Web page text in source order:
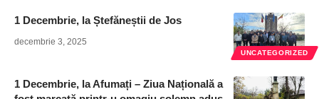
UNCATEGORIZED
1 Decembrie, la Ștefăneștii de Jos
decembrie 3, 2025
1 Decembrie, la Afumați – Ziua Națională a